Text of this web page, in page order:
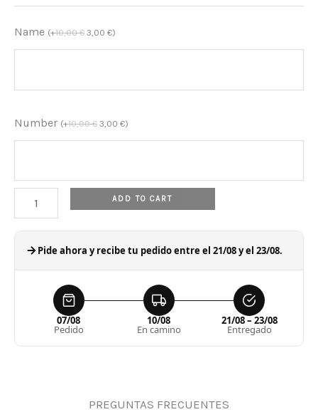
Name (+10,00€ 3,00 €)
Number (+10,00€ 3,00 €)
ADD TO CART
Pide ahora y recibe tu pedido entre el 21/08 y el 23/08.
07/08
Pedido
10/08
En camino
21/08 – 23/08
Entregado
PREGUNTAS FRECUENTES